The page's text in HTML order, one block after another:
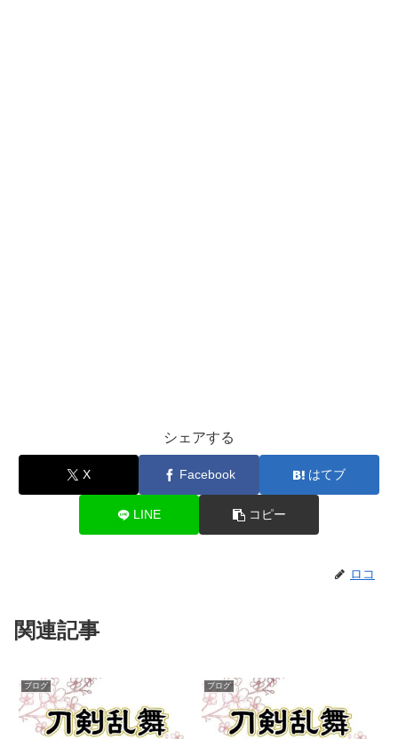
シェアする
X Facebook はてブ
LINE コピー
ロコ
関連記事
ブログ ブログ